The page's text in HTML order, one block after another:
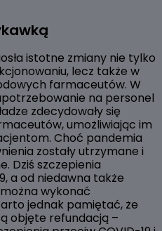
istotne zmiany nie tylko
lecz także w
farmaceutów. W
na personel
zdecydowały się
umożliwiając im
Choć pandemia
zostały utrzymane i
Dziś szczepienia
a od niedawna także
wykonać
jednak pamiętać, że
objęte refundacją –